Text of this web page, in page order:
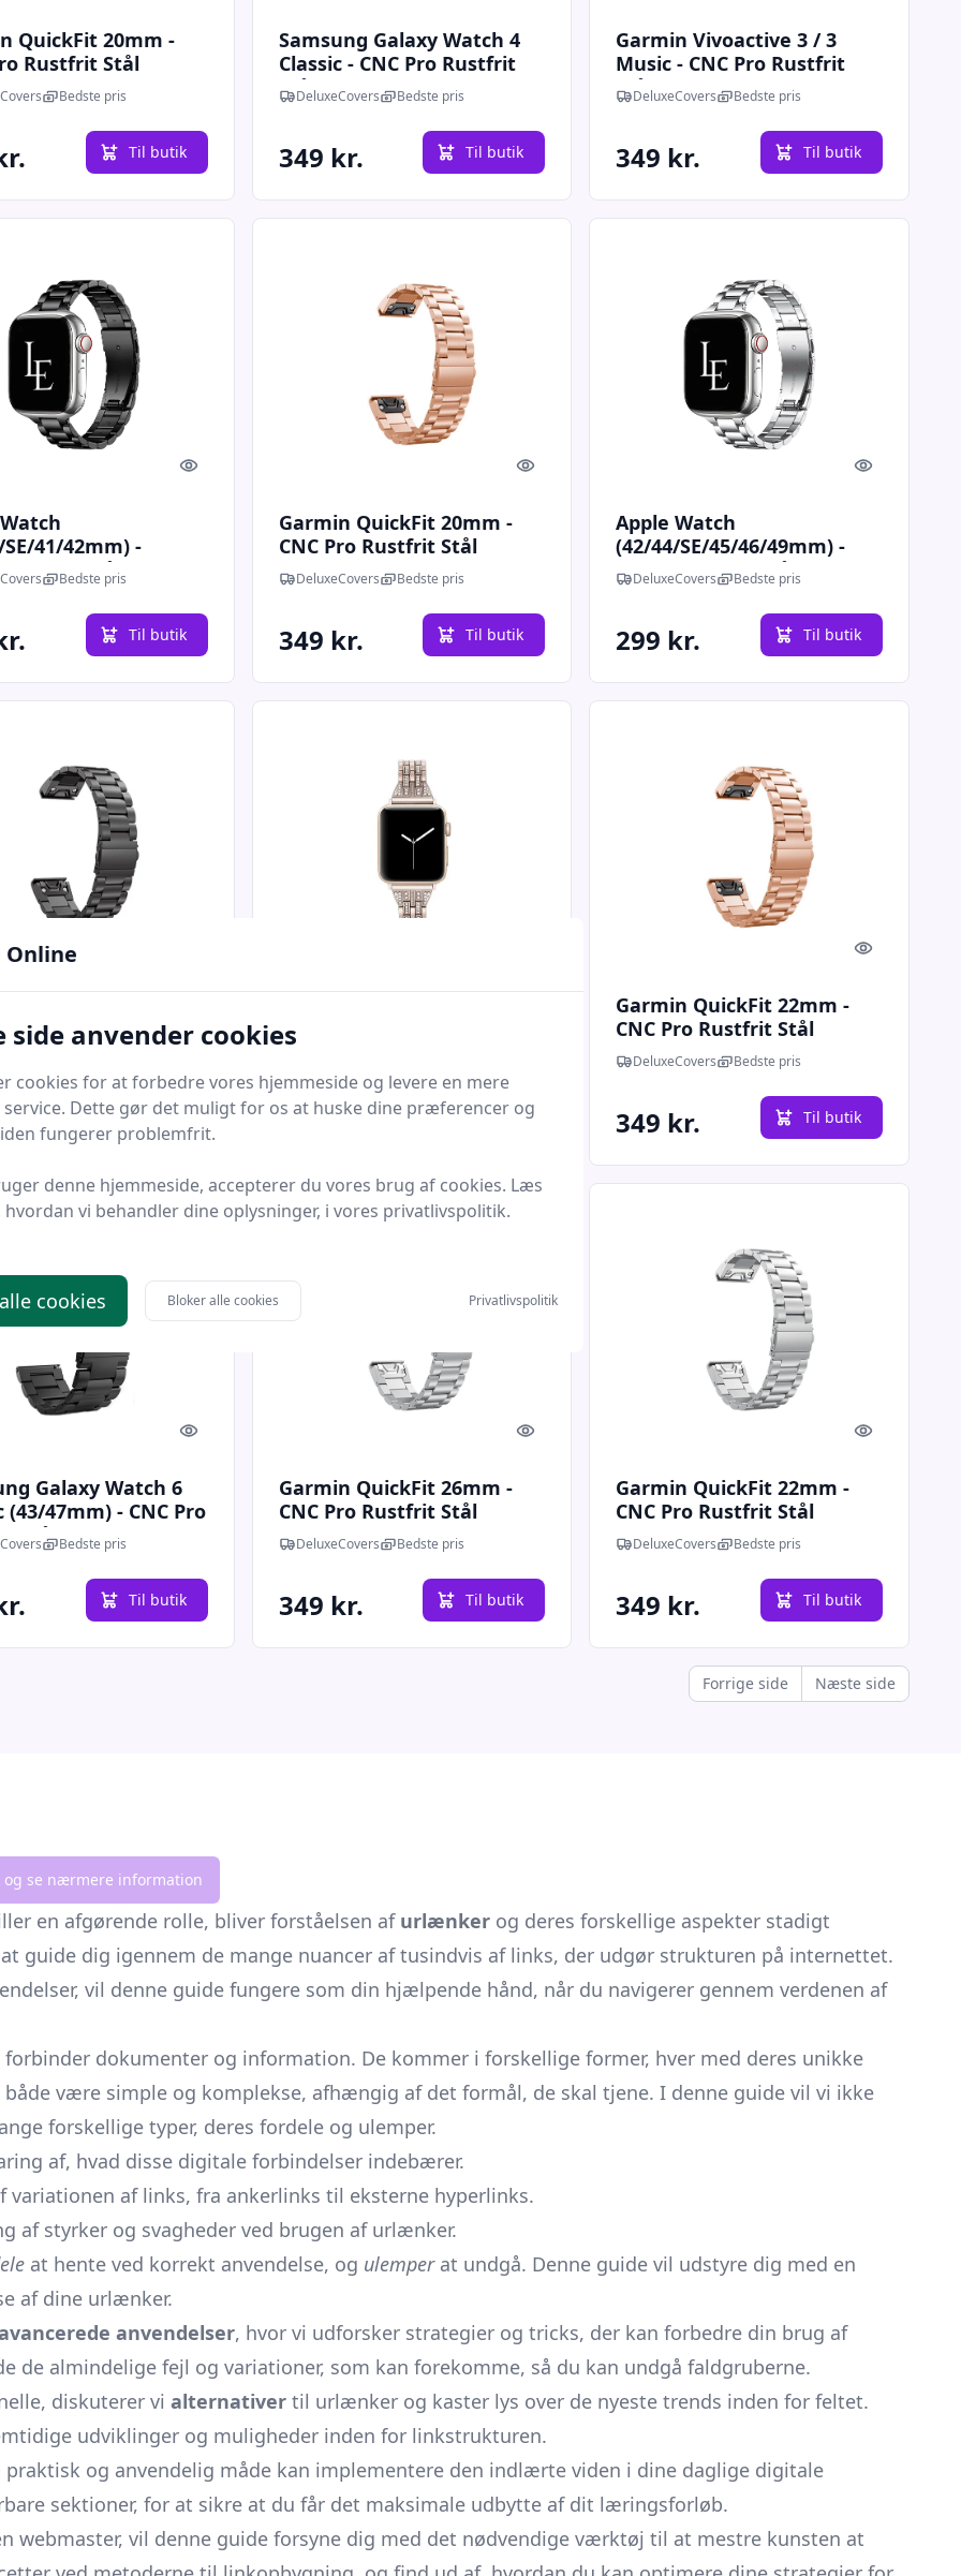
QuickFit 20mm -
Rustfrit Stål
- SølvBedste pris
Til butik
Samsung Galaxy Watch 4
Classic - CNC Pro Rustfrit
Stål Urlænke - Sølv
DeluxeCovers Bedste pris
349 kr. Til butik
Garmin Vivoactive 3 / 3
Music - CNC Pro Rustfrit
Stål Urlænke - Sølv
DeluxeCovers Bedste pris
349 kr. Til butik
Quick look
41/42mm) -
Thin Stål
- Sort
Bedste pris
Til butik
Quick look
Garmin QuickFit 20mm -
CNC Pro Rustfrit Stål
Urlænke - Rose
DeluxeCovers Bedste pris
349 kr. Til butik
Quick look
Apple Watch
(42/44/SE/45/46/49mm) -
L'Empiri™ Thin Stål
Urlænke - Sølv
DeluxeCovers Bedste pris
299 kr. Til butik
Rustfrit Stål
- Sort
Til butik
(38/40/SE/41/42mm) - Koh-i-
Noor Dame Urlænke - Guld
449 kr. Til butik
Quick look
Garmin QuickFit 22mm -
CNC Pro Rustfrit Stål
Urlænke - Rose
DeluxeCovers Bedste pris
349 kr. Til butik
Quick look
Galaxy Watch 6
(43/47mm) - CNC Pro
Stål Urlænke - Sort
Bedste pris
Til butik
Quick look
Garmin QuickFit 26mm -
CNC Pro Rustfrit Stål
Urlænke - Sølv
DeluxeCovers Bedste pris
349 kr. Til butik
Quick look
Garmin QuickFit 22mm -
CNC Pro Rustfrit Stål
Urlænke - Sølv
DeluxeCovers Bedste pris
349 kr. Til butik
Forrige side Næste side
og se nærmere information
en afgørende rolle, bliver forståelsen af urlænker og deres forskellige aspekter stadigt
guide dig igennem de mange nuancer af tusindvis af links, der udgør strukturen på internettet.
vil denne guide fungere som din hjælpende hånd, når du navigerer gennem verdenen af
dokumenter og information. De kommer i forskellige former, hver med deres unikke
både være simple og komplekse, afhængig af det formål, de skal tjene. I denne guide vil vi ikke
forskellige typer, deres fordele og ulemper.
af, hvad disse digitale forbindelser indebærer.
variationen af links, fra ankerlinks til eksterne hyperlinks.
af styrker og svagheder ved brugen af urlænker.
at hente ved korrekt anvendelse, og ulemperat undgå. Denne guide vil udstyre dig med en
af dine urlænker.
anvendelser, hvor vi udforsker strategier og tricks, der kan forbedre din brug af
de almindelige fejl og variationer, som kan forekomme, så du kan undgå faldgruberne.
diskuterer vi alternativer til urlænker og kaster lys over de nyeste trends inden for feltet.
udviklinger og muligheder inden for linkstrukturen.
praktisk og anvendelig måde kan implementere den indlærte viden i dine daglige digitale
sektioner, for at sikre at du får det maksimale udbytte af dit læringsforløb.
webmaster, vil denne guide forsyne dig med det nødvendige værktøj til at mestre kunsten at
Online
side anvender cookies
cookies for at forbedre vores hjemmeside og levere en mere
Dette gør det muligt for os at huske dine præferencer og
fungerer problemfrit.
denne hjemmeside, accepterer du vores brug af cookies. Læs
hvordan vi behandler dine oplysninger, i vores privatlivspolitik.
cookies Bloker alle cookies Privatlivspolitik